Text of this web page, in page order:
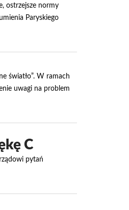
ostrzejsze normy
Paryskiego
światło”. W ramach
uwagi na problem
C
pytań